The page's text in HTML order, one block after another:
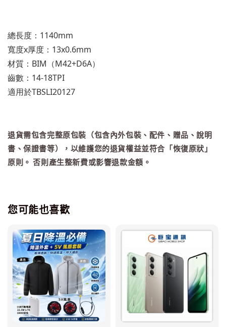
總長度：1140mm
寬度x厚度：13x0.6mm
材質：BIM（M42+D6A）
齒數：14-18TPI
適用於TBSLI20127
退貨需包含完整原包裝（包含內外包裝、配件、贈品、說明
書、保證書等），以維護您的退貨權益並符合「恢復原狀」
原則。 否則產生整新費或影響退款金額。
您可能也喜歡